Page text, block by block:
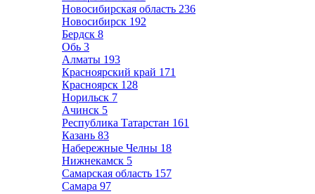
Новосибирская область 236
Новосибирск 192
Бердск 8
Обь 3
Алматы 193
Красноярский край 171
Красноярск 128
Норильск 7
Ачинск 5
Республика Татарстан 161
Казань 83
Набережные Челны 18
Нижнекамск 5
Самарская область 157
Самара 97